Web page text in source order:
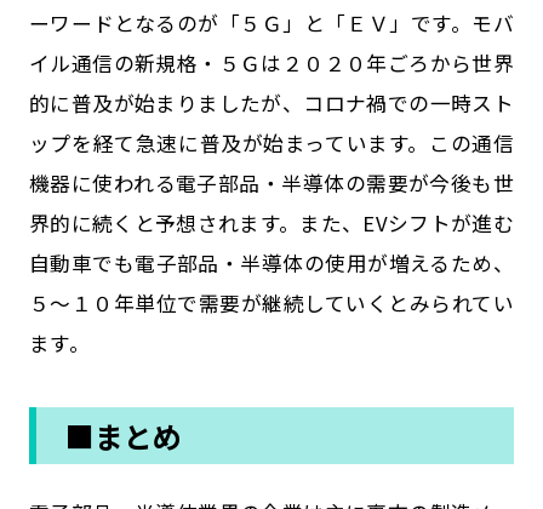
ーワードとなるのが「５Ｇ」と「ＥＶ」です。モバ
イル通信の新規格・５Ｇは２０２０年ごろから世界
的に普及が始まりましたが、コロナ禍での一時スト
ップを経て急速に普及が始まっています。この通信
機器に使われる電子部品・半導体の需要が今後も世
界的に続くと予想されます。また、EVシフトが進む
自動車でも電子部品・半導体の使用が増えるため、
５～１０年単位で需要が継続していくとみられてい
ます。
■まとめ